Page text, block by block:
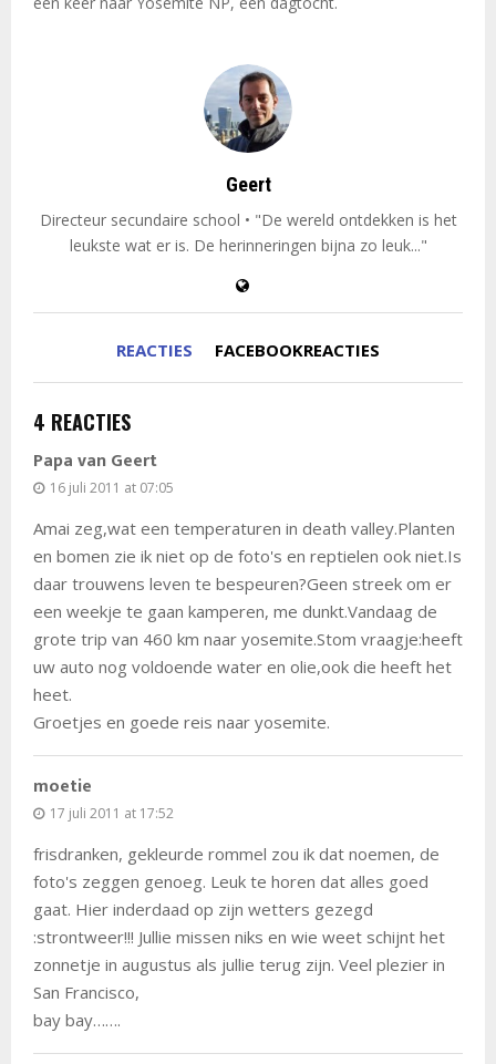
Geert
Directeur secundaire school • "De wereld ontdekken is het
leukste wat er is. De herinneringen bijna zo leuk..."
REACTIES FACEBOOKREACTIES
4 REACTIES
Papa van Geert
16 juli 2011 at 07:05
Amai zeg,wat een temperaturen in death valley.Planten
en bomen zie ik niet op de foto's en reptielen ook niet.Is
daar trouwens leven te bespeuren?Geen streek om er
een weekje te gaan kamperen, me dunkt.Vandaag de
grote trip van 460 km naar yosemite.Stom vraagje:heeft
uw auto nog voldoende water en olie,ook die heeft het
heet.
Groetjes en goede reis naar yosemite.
moetie
17 juli 2011 at 17:52
frisdranken, gekleurde rommel zou ik dat noemen, de
foto's zeggen genoeg. Leuk te horen dat alles goed
gaat. Hier inderdaad op zijn wetters gezegd
:strontweer!!! Jullie missen niks en wie weet schijnt het
zonnetje in augustus als jullie terug zijn. Veel plezier in
San Francisco,
bay bay…….